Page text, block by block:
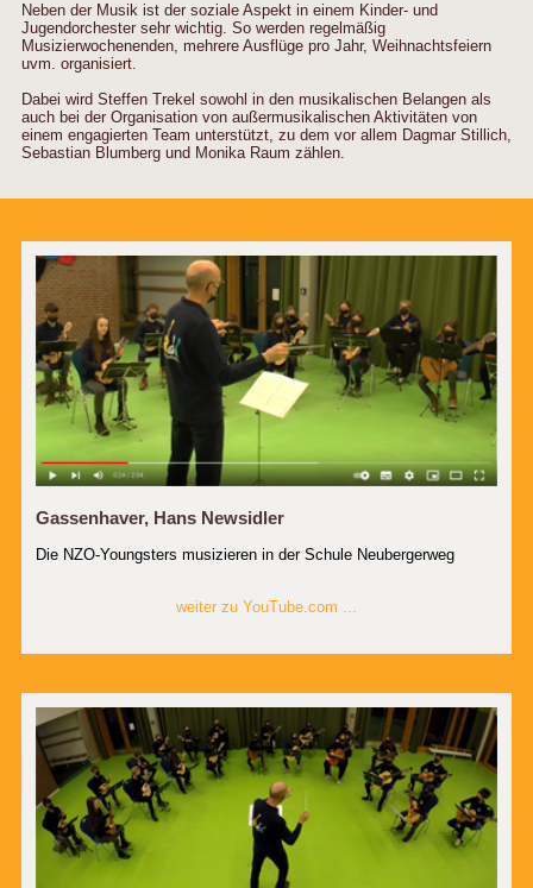
Neben der Musik ist der soziale Aspekt in einem Kinder- und
Jugendorchester sehr wichtig. So werden regelmäßig
Musizierwochenenden, mehrere Ausflüge pro Jahr, Weihnachtsfeiern
uvm. organisiert.
Dabei wird Steffen Trekel sowohl in den musikalischen Belangen als
auch bei der Organisation von außermusikalischen Aktivitäten von
einem engagierten Team unterstützt, zu dem vor allem Dagmar Stillich,
Sebastian Blumberg und Monika Raum zählen.
Gassenhaver, Hans Newsidler
Die NZO-Youngsters musizieren in der Schule Neubergerweg
weiter zu YouTube.com ...